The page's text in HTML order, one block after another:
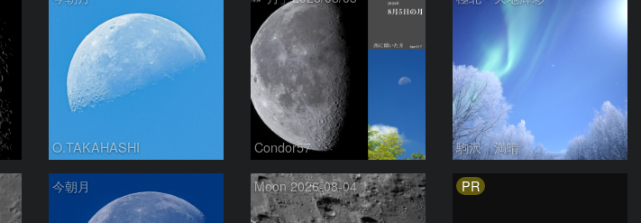
O.TAKAHASHI Condor57 駒沢 満晴
今朝月 Moon 2026-08-04 PR